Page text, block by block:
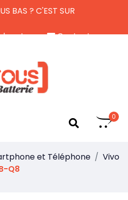
BAS ? C'EST SUR
retour
Contactez-nous
0
et Téléphone
Vivo
Q8